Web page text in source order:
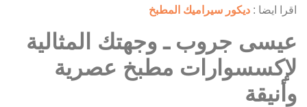
اقرا ايضا : ديكور سيراميك المطبخ
عيسى جروب ـ وجهتك المثالية
لإكسسوارات مطبخ عصرية
وأنيقة